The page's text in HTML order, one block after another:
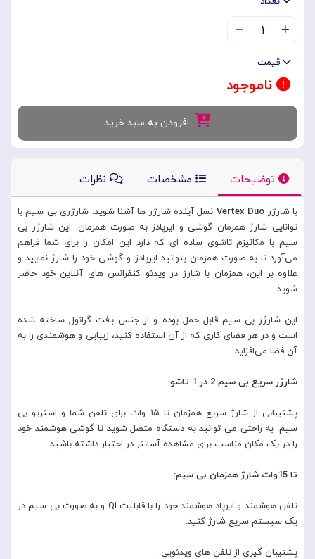
۱
قیمت
ناموجود
افزودن به سبد خرید
توضیحات مشخصات نظرات
با شارژر Vertex Duo نسل آینده شارژر ها آشنا شوید. شارژری بی سیم با
توانایی شارژ همزمان گوشی و ایرپادز به صورت همزمان. این شارژر بی
سیم با مکانیزم تاشوی ساده ای که دارد این امکان را برای شما فراهم
می‌آورد تا به صورت همزمان بتوانید ایرپادز و گوشی خود را شارژ نمایید و
علاوه بر این، همزمان با شارژ در ویدئو کنفرانس های آنلاین خود حاضر
شوید.
این شارژر بی سیم قابل حمل بوده و از جنس بافت گرانول ساخته شده
است و در هر فضای کاری که از آن استفاده کنید، زیبایی و هوشمندی را به
آن فضا می‌افزاید.
شارژر سریع بی سیم 2 در 1 تاشو
پشتیبانی از شارژ سریع همزمان تا ۱۵ وات برای تلفن شما و استریو بی
سیم. به راحتی می توانید به دستگاه متصل شوید تا گوشی هوشمند خود
را در یک مکان مناسب برای مشاهده آسانتر در اختیار داشته باشید.
تا 15وات شارژ همزمان بی سیم:
تلفن هوشمند و ایرپاد هوشمند خود را با قابلیت Qi و به صورت بی سیم در
یک سیستم سریع شارژ کنید.
پشتیبان گیری از تلفن های ویدئویی: